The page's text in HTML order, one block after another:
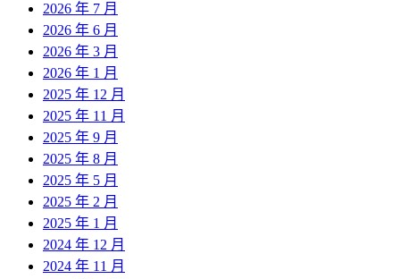
2026 年 7 月
2026 年 6 月
2026 年 3 月
2026 年 1 月
2025 年 12 月
2025 年 11 月
2025 年 9 月
2025 年 8 月
2025 年 5 月
2025 年 2 月
2025 年 1 月
2024 年 12 月
2024 年 11 月